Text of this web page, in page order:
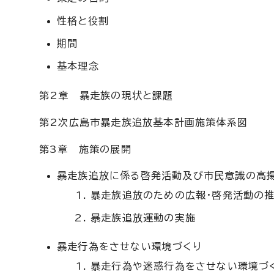
性格と役割
期間
基本理念
第2章 暴走族の現状と課題
第2次広島市暴走族追放基本計画施策体系図
第3章 施策の展開
暴走族追放に係る啓発活動及び市民意識の高
暴走族追放のための広報・啓発活動の
暴走族追放運動の実施
暴走行為をさせない環境づくり
暴走行為や迷惑行為をさせない環境づ